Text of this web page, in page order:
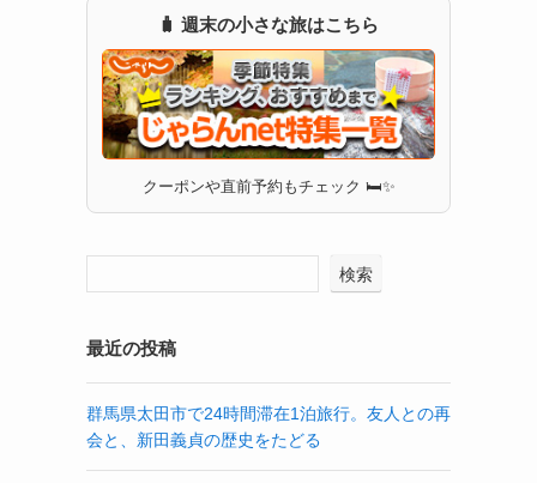
🧳 週末の小さな旅はこちら
クーポンや直前予約もチェック 🛏✨
検索
最近の投稿
群馬県太田市で24時間滞在1泊旅行。友人との再
会と、新田義貞の歴史をたどる